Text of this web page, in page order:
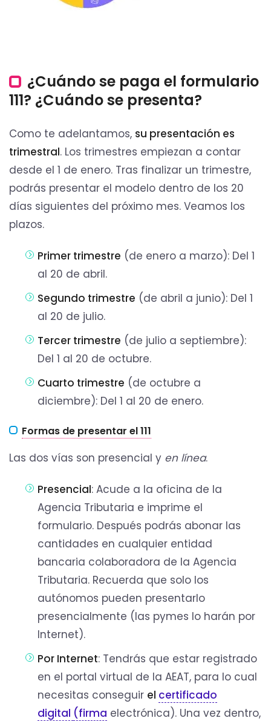
¿Cuándo se paga el formulario
111? ¿Cuándo se presenta?
Como te adelantamos, su presentación es
trimestral. Los trimestres empiezan a contar
desde el 1 de enero. Tras finalizar un trimestre,
podrás presentar el modelo dentro de los 20
días siguientes del próximo mes. Veamos los
plazos.
Primer trimestre (de enero a marzo): Del 1
al 20 de abril.
Segundo trimestre (de abril a junio): Del 1
al 20 de julio.
Tercer trimestre (de julio a septiembre):
Del 1 al 20 de octubre.
Cuarto trimestre (de octubre a
diciembre): Del 1 al 20 de enero.
Formas de presentar el 111
Las dos vías son presencial y en línea.
Presencial: Acude a la oficina de la
Agencia Tributaria e imprime el
formulario. Después podrás abonar las
cantidades en cualquier entidad
bancaria colaboradora de la Agencia
Tributaria. Recuerda que solo los
autónomos pueden presentarlo
presencialmente (las pymes lo harán por
Internet).
Por Internet: Tendrás que estar registrado
en el portal virtual de la AEAT, para lo cual
necesitas conseguir el certificado
digital (firma electrónica). Una vez dentro,